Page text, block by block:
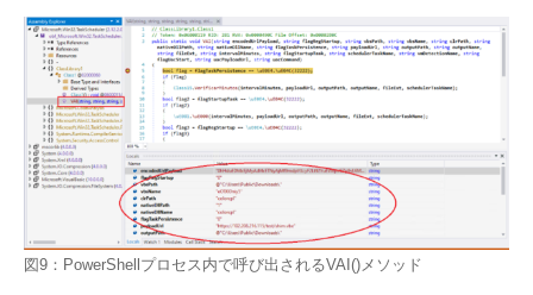
図9：PowerShellプロセス内で呼び出されるVAI()メソッド